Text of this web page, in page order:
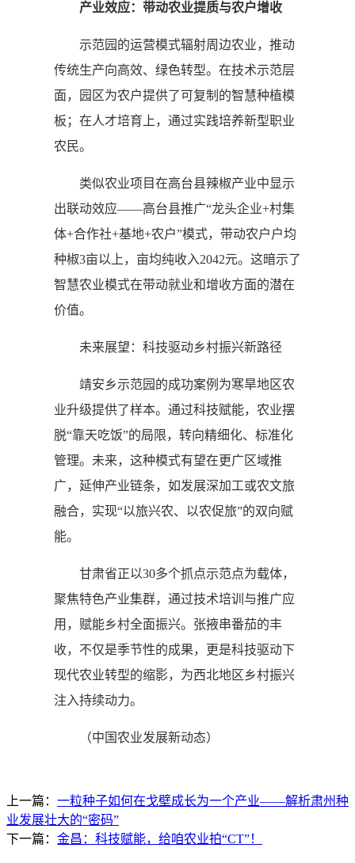
产业效应：带动农业提质与农户增收
示范园的运营模式辐射周边农业，推动
传统生产向高效、绿色转型。在技术示范层
面，园区为农户提供了可复制的智慧种植模
板；在人才培育上，通过实践培养新型职业
农民。
类似农业项目在高台县辣椒产业中显示
出联动效应——高台县推广“龙头企业+村集
体+合作社+基地+农户”模式，带动农户户均
种椒3亩以上，亩均纯收入2042元。这暗示了
智慧农业模式在带动就业和增收方面的潜在
价值。
未来展望：科技驱动乡村振兴新路径
靖安乡示范园的成功案例为寒旱地区农
业升级提供了样本。通过科技赋能，农业摆
脱“靠天吃饭”的局限，转向精细化、标准化
管理。未来，这种模式有望在更广区域推
广，延伸产业链条，如发展深加工或农文旅
融合，实现“以旅兴农、以农促旅”的双向赋
能。
甘肃省正以30多个抓点示范点为载体，
聚焦特色产业集群，通过技术培训与推广应
用，赋能乡村全面振兴。张掖串番茄的丰
收，不仅是季节性的成果，更是科技驱动下
现代农业转型的缩影，为西北地区乡村振兴
注入持续动力。
（中国农业发展新动态）
上一篇： 一粒种子如何在戈壁成长为一个产业——解析肃州种
业发展壮大的“密码”
下一篇： 金昌：科技赋能，给咱农业拍“CT”！